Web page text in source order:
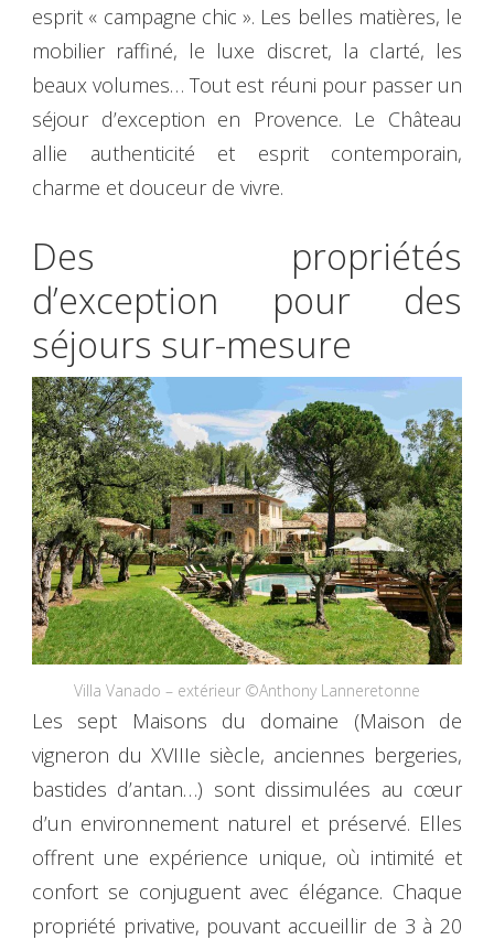
esprit « campagne chic ». Les belles matières, le
mobilier raffiné, le luxe discret, la clarté, les
beaux volumes… Tout est réuni pour passer un
séjour d’exception en Provence. Le Château
allie authenticité et esprit contemporain,
charme et douceur de vivre.
Des propriétés
d’exception pour des
séjours sur-mesure
Villa Vanado – extérieur ©Anthony Lanneretonne
Les sept Maisons du domaine (Maison de
vigneron du XVIIIe siècle, anciennes bergeries,
bastides d’antan…) sont dissimulées au cœur
d’un environnement naturel et préservé. Elles
offrent une expérience unique, où intimité et
confort se conjuguent avec élégance. Chaque
propriété privative, pouvant accueillir de 3 à 20